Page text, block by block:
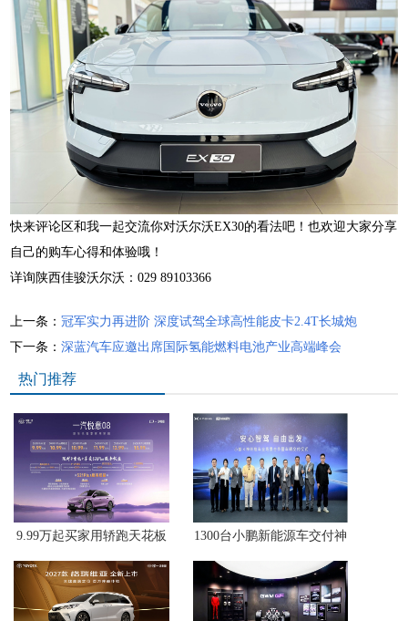
快来评论区和我一起交流你对沃尔沃EX30的看法吧！也欢迎大家分享
自己的购车心得和体验哦！
详询陕西佳骏沃尔沃：029 89103366
上一条：冠军实力再进阶 深度试驾全球高性能皮卡2.4T长城炮
下一条：深蓝汽车应邀出席国际氢能燃料电池产业高端峰会
热门推荐
9.99万起买家用轿跑天花板
1300台小鹏新能源车交付神
暑期自驾场景